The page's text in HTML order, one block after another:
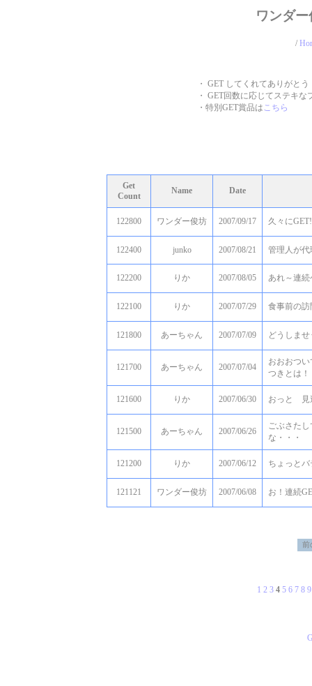
ワンダ
/
・ GET してくれてありがとう
・ GET回数に応じてステキ
・特別GET賞品は こちら
Get
Count
Name Date
122800 ワンダー俊坊 2007/09/17 久々にGET!
122400 junko 2007/08/21 管理人が
122200 りか 2007/08/05 あれ～連
122100 りか 2007/07/29 食事前の
121800 あーちゃん 2007/07/09 どうしま
121700 あーちゃん 2007/07/04
おおおつ
つきとは！
121600 りか 2007/06/30 おっと 見
121500 あーちゃん 2007/06/26
ごぶさた
な・・・
121200 りか 2007/06/12 ちょっと
121121 ワンダー俊坊 2007/06/08 お！連続
1 2 3 4 5 6 7 8 9